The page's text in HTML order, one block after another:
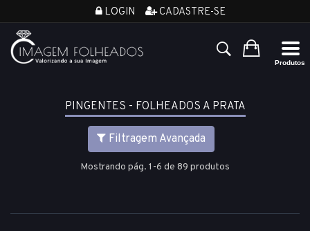
LOGIN CADASTRE-SE
PINGENTES - FOLHEADOS A PRATA
Filtragem Avançada
Mostrando pág. 1-6 de 89 produtos